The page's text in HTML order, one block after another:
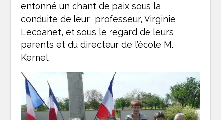
entonné un chant de paix sous la
conduite de leur professeur, Virginie
Lecoanet, et sous le regard de leurs
parents et du directeur de l’école M.
Kernel.